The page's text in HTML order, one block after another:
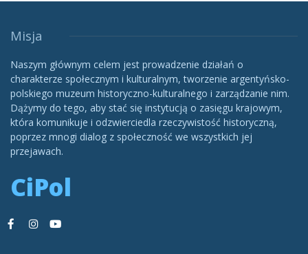
Misja
Naszym głównym celem jest prowadzenie działań o
charakterze społecznym i kulturalnym, tworzenie argentyńsko-
polskiego muzeum historyczno-kulturalnego i zarządzanie nim.
Dążymy do tego, aby stać się instytucją o zasięgu krajowym,
która komunikuje i odzwierciedla rzeczywistość historyczną,
poprzez mnogi dialog z społeczność we wszystkich jej
przejawach.
CiPol